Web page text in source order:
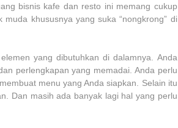
bisnis kafe dan resto ini memang cukup
khususnya yang suka “nongkrong” di
yang dibutuhkan di dalamnya. Anda
perlengkapan yang memadai. Anda perlu
menu yang Anda siapkan. Selain itu
Dan masih ada banyak lagi hal yang perlu